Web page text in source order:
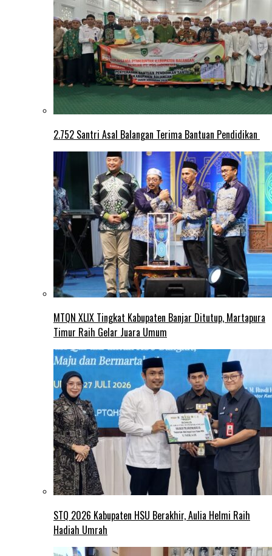
2.752 Santri Asal Balangan Terima Bantuan Pendidikan
MTQN XLIX Tingkat Kabupaten Banjar Ditutup, Martapura
Timur Raih Gelar Juara Umum
STQ 2026 Kabupaten HSU Berakhir, Aulia Helmi Raih
Hadiah Umrah